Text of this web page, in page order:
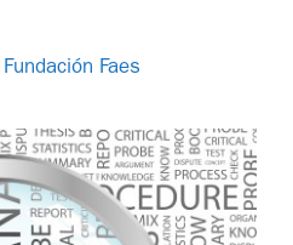
Fundación Faes